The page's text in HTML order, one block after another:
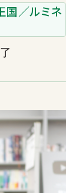
国／ルミネ